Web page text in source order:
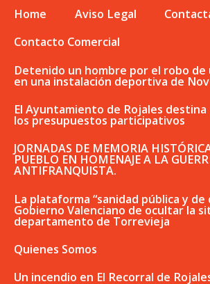
Home Aviso Legal
Contacto Comercial
Detenido un hombre por el robo
en una instalación deportiva de
El Ayuntamiento de Rojales destina
los presupuestos participativos
JORNADAS DE MEMORIA
PUEBLO EN HOMENAJE A LA
ANTIFRANQUISTA.
La plataforma “sanidad pública y de
Gobierno Valenciano de ocultar la
departamento de Torrevieja
Quienes Somos
Un incendio en El Recorral de